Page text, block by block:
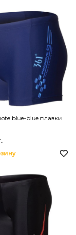
blue-blue плавки